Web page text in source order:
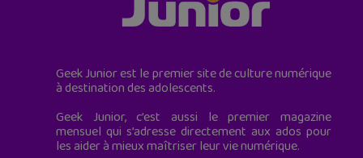
Geek Junior est le premier site de culture numérique
à destination des adolescents.
Geek Junior, c’est aussi le premier magazine
mensuel qui s’adresse directement aux ados pour
les aider à mieux maîtriser leur vie numérique.